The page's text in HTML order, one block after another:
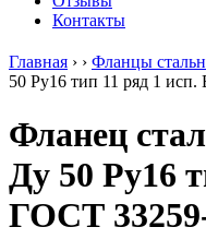
Трубы
AISI
Трубы
Контакты
Главная › › Фланцы
50 Ру16 тип 11 ряд 1
Фланец
Ду 50 Ру16
ГОСТ